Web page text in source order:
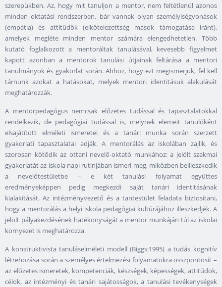
szerepükben. Az, hogy mit tanuljon a mentor, nem feltétlenül azonos
minden oktatási rendszerben, bár vannak olyan személyiségvonások
(empátia) és attitűdök (elkötelezettség mások támogatása iránt),
amelyek megléte minden mentor számára elengedhetetlen. Több
kutató foglalkozott a mentoráltak tanulásával, kevesebb figyelmet
kapott azonban a mentorok tanulási útjainak feltárása a mentori
tanulmányok és gyakorlat során. Ahhoz, hogy ezt megismerjük, fel kell
tárnunk azokat a hatásokat, melyek mentori identitásuk alakulását
meghatározzák.
A mentorpedagógus nemcsak előzetes tudással és tapasztalatokkal
rendelkezik, de pedagógiai tudással is, melynek elemeit tanulóként
elsajátított elméleti ismeretei és a tanári munka során szerzett
gyakorlati tapasztalatai adják. A mentorálás az iskolában zajlik, és
szorosan kötődik az ottani nevelő-oktató munkához: a jelölt szakmai
gyakorlatát az iskola napi rutinjában ismeri meg, miközben beilleszkedik
a nevelőtestületbe – e két tanulási folyamat együttes
eredményeképpen pedig megkezdi saját tanári identitásának
kialakítását. Az intézményvezető és a tantestület feladata biztosítani,
hogy a mentorálás a helyi iskola pedagógiai kultúrájához illeszkedjék. A
jelölt pályakezdésének hatékonyságát a mentor munkáján túl az iskolai
környezet is meghatározza.
A konstruktivista tanuláselméleti modell (Biggs:1995) a tudás kognitív
létrehozása során a személyes értelmezési folyamatokra összpontosít –
az előzetes ismeretek, kompetenciák, készségek, képességek, attitűdök,
célok, az intézményi és tanári sajátosságok, a tanulási tevékenységek